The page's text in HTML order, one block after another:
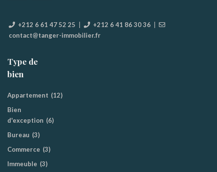
+212 6 61 47 52 25 +212 6 41 86 30 36
contact@tanger-immobilier.fr
Type de
bien
Appartement (12)
Bien
d'exception (6)
Bureau (3)
Commerce (3)
Immeuble (3)